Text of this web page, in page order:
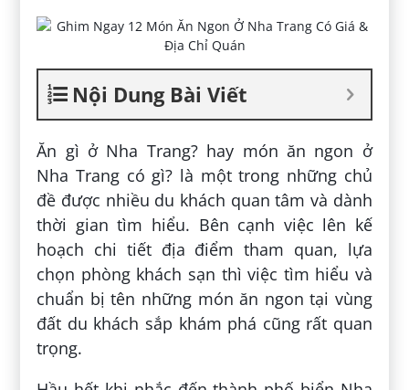
Nội Dung Bài Viết
Ăn gì ở Nha Trang? hay món ăn ngon ở
Nha Trang có gì? là một trong những chủ
đề được nhiều du khách quan tâm và dành
thời gian tìm hiểu. Bên cạnh việc lên kế
hoạch chi tiết địa điểm tham quan, lựa
chọn phòng khách sạn thì việc tìm hiểu và
chuẩn bị tên những món ăn ngon tại vùng
đất du khách sắp khám phá cũng rất quan
trọng.